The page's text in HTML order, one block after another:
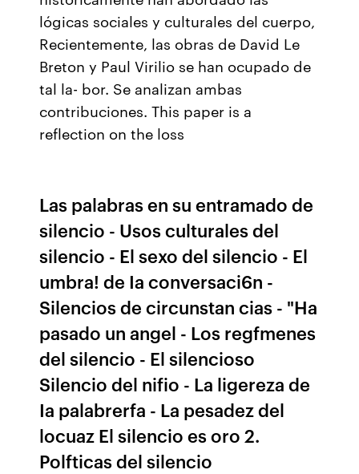
lógicas sociales y culturales del cuerpo,
Recientemente, las obras de David Le
Breton y Paul Virilio se han ocupado de
tal la- bor. Se analizan ambas
contribuciones. This paper is a
reflection on the loss
Las palabras en su entramado de
silencio - Usos culturales del
silencio - El sexo del silencio - El
umbra! de Ia conversaci6n -
Silencios de circunstan­ cias - "Ha
pasado un angel - Los regfmenes
del silencio - El silencioso
Silencio del nifio - La ligereza de
Ia palabrerfa - La pesadez del
locuaz El silencio es oro 2.
Polfticas del silencio